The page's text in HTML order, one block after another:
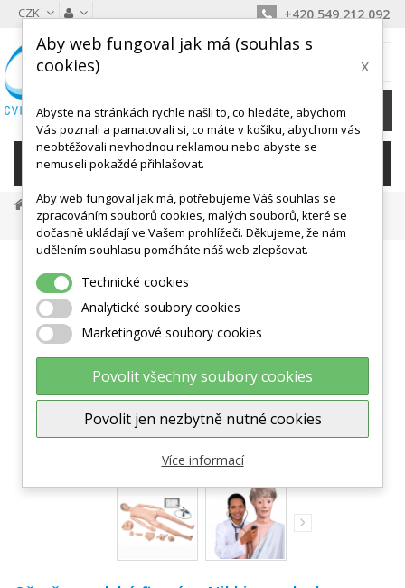
CZK +420 549 212 092
0 Kč
KATEGORIE
Anatomické Výukové Modely
Simulátory A Trenažery
Ošetřovatelská Figurína Nikki S Poslechem
Zobrazit větší
Aby web fungoval jak má (souhlas s
cookies)
x
Abyste na stránkách rychle našli to, co hledáte, abychom
Vás poznali a pamatovali si, co máte v košíku, abychom vás
neobtěžovali nevhodnou reklamou nebo abyste se
nemuseli pokaždé přihlašovat.
Aby web fungoval jak má, potřebujeme Váš souhlas se
zpracováním souborů cookies, malých souborů, které se
dočasně ukládají ve Vašem prohlížeči. Děkujeme, že nám
udělením souhlasu pomáháte náš web zlepšovat.
Technické cookies
Analytické soubory cookies
Marketingové soubory cookies
Povolit všechny soubory cookies
Povolit jen nezbytně nutné cookies
Více informací